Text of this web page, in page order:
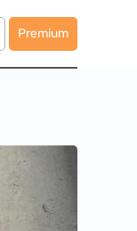
Premium